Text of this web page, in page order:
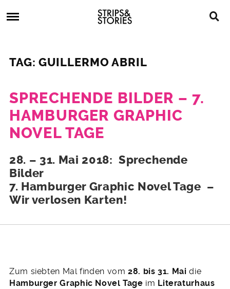
to
Strips
&
Stories
Comics,
TAG: GUILLERMO ABRIL
SPRECHENDE BILDER – 7.
HAMBURGER GRAPHIC
NOVEL TAGE
17.
Mai
2018
28. – 31. Mai 2018: Sprechende
Bilder
7. Hamburger Graphic Novel Tage –
Wir verlosen Karten!
Zum siebten Mal finden vom28. bis 31. Mai die
Hamburger Graphic Novel Tage im Literaturhaus